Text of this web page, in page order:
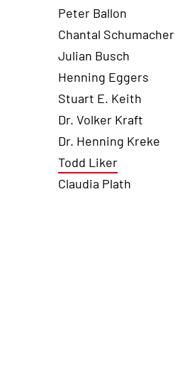
Peter Ballon
Chantal Schumacher
Julian Busch
Henning Eggers
Stuart E. Keith
Dr. Volker Kraft
Dr. Henning Kreke
Todd Liker
Claudia Plath